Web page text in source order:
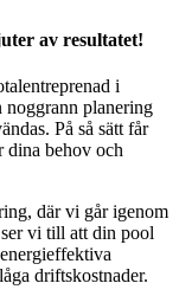
av resultatet!
i
noggrann planering
På så sätt får
dina behov och
där vi går igenom
vi till att din pool
driftskostnader.